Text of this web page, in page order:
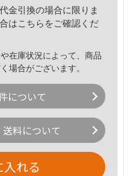
金引換の場合に限りま
はこちら をご確認くだ
在庫状況によって、商品
場合がございます。
について
料について
れる